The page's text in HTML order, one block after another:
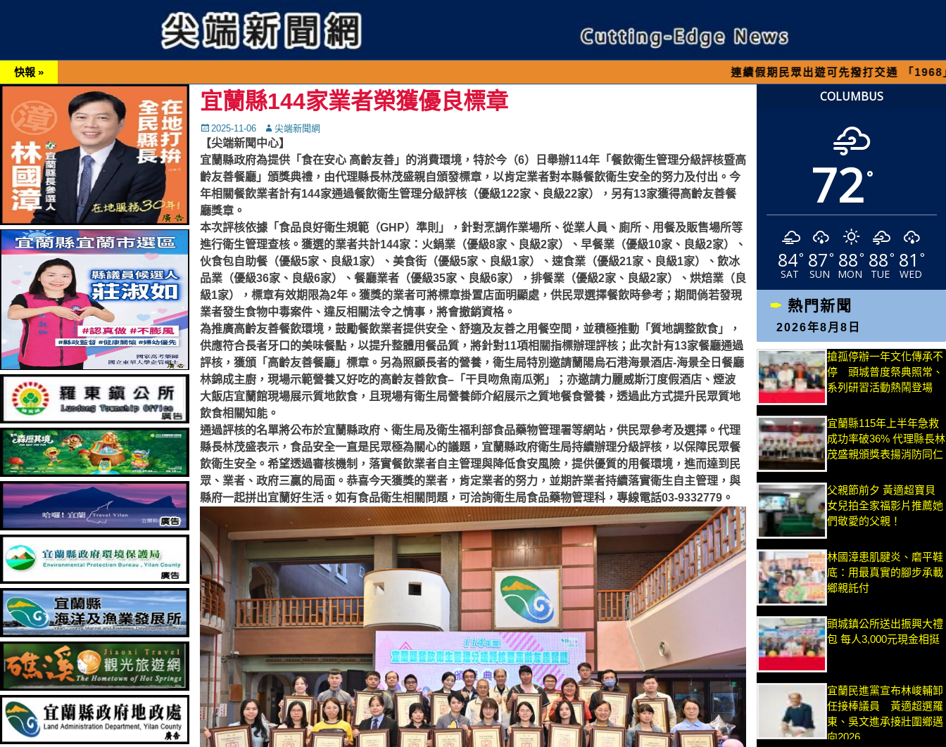
快報 » 連續假期民眾出遊可先撥打交通 「1968」客服專線
宜蘭縣144家業者榮獲優良標章
Posted
on
2025-11-06 Autor尖端新聞網
【尖端新聞中心】
宜蘭縣政府為提供「食在安心 高齡友善」的消費環境，特於今（6）日舉辦114年「餐飲衛生管理分級評核暨高
齡友善餐廳」頒獎典禮，由代理縣長林茂盛親自頒發標章，以肯定業者對本縣餐飲衛生安全的努力及付出。今
年相關餐飲業者計有144家通過餐飲衛生管理分級評核（優級122家、良級22家），另有13家獲得高齡友善餐
廳獎章。
本次評核依據「食品良好衛生規範（GHP）準則」，針對烹調作業場所、從業人員、廁所、用餐及販售場所等
進行衛生管理查核。獲選的業者共計144家：火鍋業（優級8家、良級2家）、早餐業（優級10家、良級2家）、
伙食包自助餐（優級5家、良級1家）、美食街（優級5家、良級1家）、速食業（優級21家、良級1家）、飲冰
品業（優級36家、良級6家）、餐廳業者（優級35家、良級6家），排餐業（優級2家、良級2家）、烘焙業（良
級1家），標章有效期限為2年。獲獎的業者可將標章掛置店面明顯處，供民眾選擇餐飲時參考；期間倘若發現
業者發生食物中毒案件、違反相關法令之情事，將會撤銷資格。
為推廣高齡友善餐飲環境，鼓勵餐飲業者提供安全、舒適及友善之用餐空間，並積極推動「質地調整飲食」，
供應符合長者牙口的美味餐點，以提升整體用餐品質，將針對11項相關指標辦理評核；此次計有13家餐廳通過
評核，獲頒「高齡友善餐廳」標章。另為照顧長者的營養，衛生局特別邀請蘭陽烏石港海景酒店-海景全日餐廳
林錦成主廚，現場示範營養又好吃的高齡友善飲食–「干貝吻魚南瓜粥」；亦邀請力麗威斯汀度假酒店、煙波
大飯店宜蘭館現場展示質地飲食，且現場有衛生局營養師介紹展示之質地餐食營養，透過此方式提升民眾質地
飲食相關知能。
通過評核的名單將公布於宜蘭縣政府、衛生局及衛生福利部食品藥物管理署等網站，供民眾參考及選擇。代理
縣長林茂盛表示，食品安全一直是民眾極為關心的議題，宜蘭縣政府衛生局持續辦理分級評核，以保障民眾餐
飲衛生安全。希望透過審核機制，落實餐飲業者自主管理與降低食安風險，提供優質的用餐環境，進而達到民
眾、業者、政府三贏的局面。恭喜今天獲獎的業者，肯定業者的努力，並期許業者持續落實衛生自主管理，與
縣府一起拼出宜蘭好生活。如有食品衛生相關問題，可洽詢衛生局食品藥物管理科，專線電話03-9332779。
COLUMBUS
72°
84°
SAT
87°
SUN
88°
MON
88°
TUE
81 °
WED
熱門新聞
2026年8月8日
搶孤停辦一年文化傳承不
停 頭城普度祭典照常、
系列研習活動熱鬧登場
宜蘭縣115年上半年急救
成功率破36% 代理縣長林
茂盛親頒獎表揚消防同仁
父親節前夕 黃適超寶貝
女兒拍全家福影片推薦她
們敬愛的父親！
林國漳患肌腱炎、磨平鞋
底：用最真實的腳步承載
鄉親託付
頭城鎮公所送出振興大禮
包 每人3,000元現金相挺
宜蘭民進黨宣布林峻輔卸
任接棒議員 黃適超選羅
東、吳文進承接壯圍鄉邁
向2026